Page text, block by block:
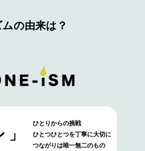
の由来は？
ひとりからの挑戦
ひとつひとつを丁寧に大切に
つながりは唯一無二のもの
」